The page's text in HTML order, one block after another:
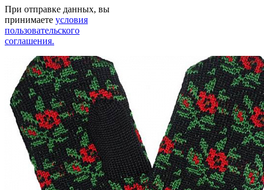
При отправке данных, вы
принимаете условия
пользовательского
соглашения.